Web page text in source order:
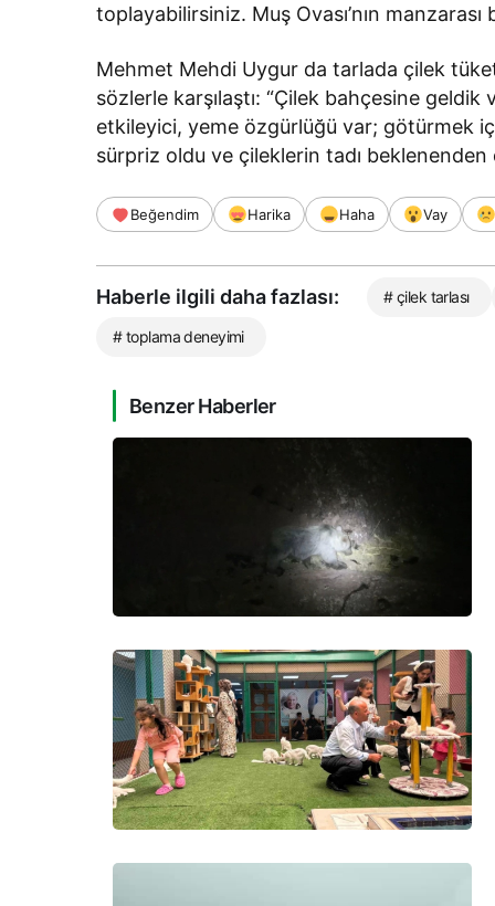
toplayabilirsiniz. Muş Ovası’nın
Mehmet Mehdi Uygur da tarlada çilek
sözlerle karşılaştı: “Çilek bahçesine
etkileyici, yeme özgürlüğü var; götürmek
sürpriz oldu ve çileklerin tadı beklenenden
Beğendim Harika Haha Vay
Haberle ilgili daha fazlası: # çilek tarlası
# toplama deneyimi
Benzer Haberler